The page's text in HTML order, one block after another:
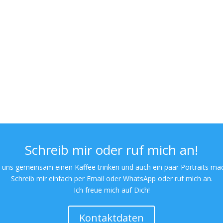
Schreib mir oder ruf mich an!
uns gemeinsam einen Kaffee trinken und auch ein paar Portraits
Schreib mir einfach per Email oder WhatsApp oder ruf mich an.
Ich freue mich auf Dich!
Kontaktdaten